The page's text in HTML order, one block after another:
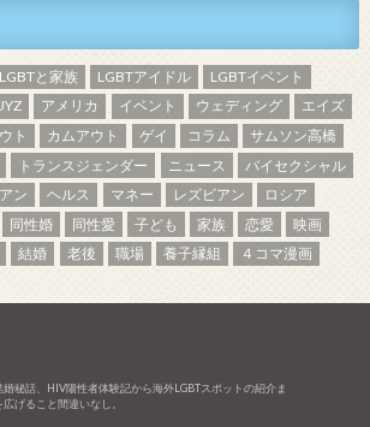
LGBTと家族 LGBTアイドル
LGBTイベント
アメリカ イベント ウェディング
エイズ
ト カムアウト ゲイ コラム
サムソン高橋
トランスジェンダー ニュース
バイセクシャル
ン ヘルス マネー レズビアン
ロシア
同性婚 同性愛 子ども 家族 恋愛
映画
結婚 老後 職場 養子縁組 ４コマ漫画
秘話、HIV陽性者体験記から海外LGBTスポットの紹介ま
げること間違いなし。